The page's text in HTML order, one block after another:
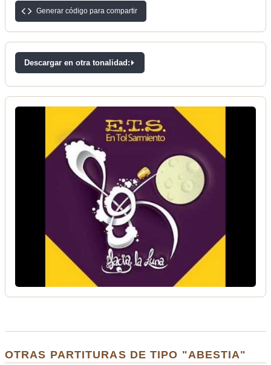
Generar código para compartir
Descargar en otra tonalidad:
OTRAS PARTITURAS DE TIPO "ABESTIA"